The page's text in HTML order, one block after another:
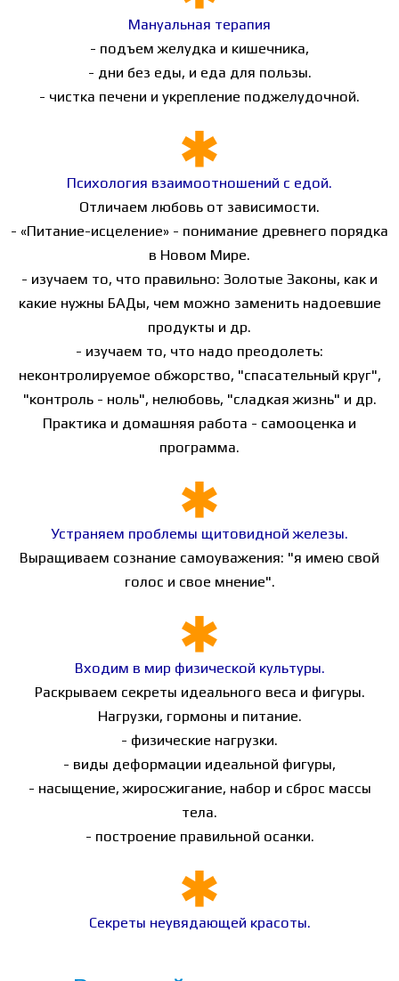
Мануальная терапия
- подъем желудка и кишечника,
- дни без еды, и еда для пользы.
- чистка печени и укрепление поджелудочной.
Психология взаимоотношений с едой.
Отличаем любовь от зависимости.
- «Питание-исцеление» - понимание древнего порядка
в Новом Мире.
- изучаем то, что правильно: Золотые Законы, как и
какие нужны БАДы, чем можно заменить надоевшие
продукты и др.
- изучаем то, что надо преодолеть:
неконтролируемое обжорство, "спасательный круг",
"контроль - ноль", нелюбовь, "сладкая жизнь" и др.
Практика и домашняя работа - самооценка и
программа.
Устраняем проблемы щитовидной железы.
Выращиваем сознание самоуважения: "я имею свой
голос и свое мнение".
Входим в мир физической культуры.
Раскрываем секреты идеального веса и фигуры.
Нагрузки, гормоны и питание.
- физические нагрузки.
- виды деформации идеальной фигуры,
- насыщение, жиросжигание, набор и сброс массы
тела.
- построение правильной осанки.
Секреты неувядающей красоты.